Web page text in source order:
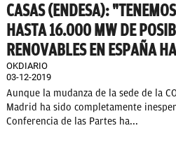
CASAS (ENDESA):
HASTA 16.000 MW DE
RENOVABLES EN ESPAÑA
OKDIARIO
03-12-2019
Aunque la mudanza de la sede de la
Madrid ha sido completamente
Conferencia de las Partes ha...